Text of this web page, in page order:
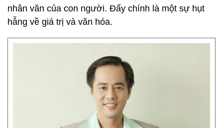
nhân văn của con người. Đấy chính là một sự hụt
hẫng về giá trị và văn hóa.